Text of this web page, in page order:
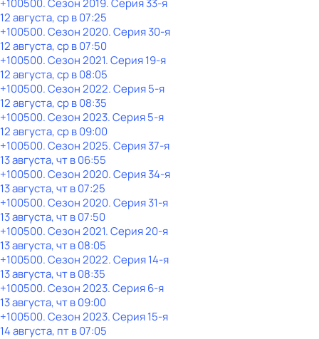
+100500. Сезон 2019. Серия 33-я
12 августа, ср в 07:25
+100500. Сезон 2020. Серия 30-я
12 августа, ср в 07:50
+100500. Сезон 2021. Серия 19-я
12 августа, ср в 08:05
+100500. Сезон 2022. Серия 5-я
12 августа, ср в 08:35
+100500. Сезон 2023. Серия 5-я
12 августа, ср в 09:00
+100500. Сезон 2025. Серия 37-я
13 августа, чт в 06:55
+100500. Сезон 2020. Серия 34-я
13 августа, чт в 07:25
+100500. Сезон 2020. Серия 31-я
13 августа, чт в 07:50
+100500. Сезон 2021. Серия 20-я
13 августа, чт в 08:05
+100500. Сезон 2022. Серия 14-я
13 августа, чт в 08:35
+100500. Сезон 2023. Серия 6-я
13 августа, чт в 09:00
+100500. Сезон 2023. Серия 15-я
14 августа, пт в 07:05